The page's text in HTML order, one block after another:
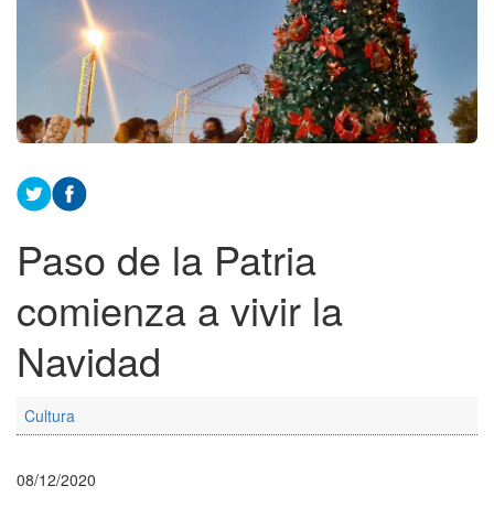
Paso de la Patria
comienza a vivir la
Navidad
Cultura
08/12/2020